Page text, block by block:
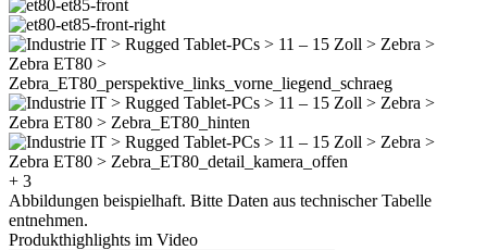
+ 3
Abbildungen beispielhaft. Bitte Daten aus technischer Tabelle
entnehmen.
Produkthighlights im Video